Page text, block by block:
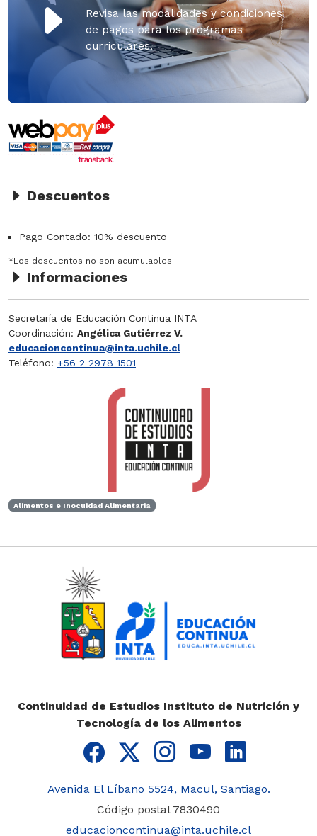
Revisa las modalidades y condiciones
de pagos para los programas
curriculares.
Descuentos
Pago Contado: 10% descuento
*Los descuentos no son acumulables.
Informaciones
Secretaría de Educación Continua INTA
Coordinación: Angélica Gutiérrez V.
educacioncontinua@inta.uchile.cl
Teléfono: +56 2 2978 1501
Alimentos e Inocuidad Alimentaria
Continuidad de Estudios Instituto de Nutrición y
Tecnología de los Alimentos
Avenida El Líbano 5524, Macul, Santiago.
Código postal 7830490
educacioncontinua@inta.uchile.cl